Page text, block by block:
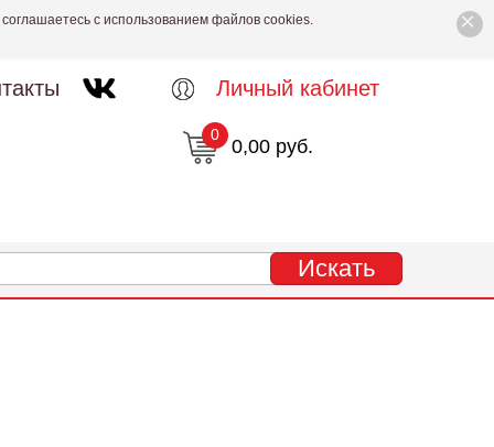
×
с использованием файлов cookies.
Личный кабинет
0,00 руб.
0